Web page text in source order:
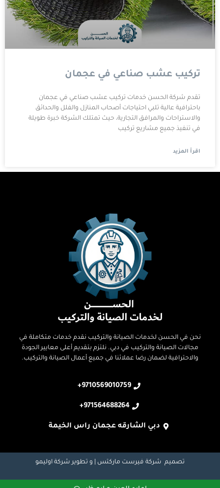
تركيب عشب صناعي في عجمان
تقدم شركة الحسن خدمات تركيب عشب صناعي في عجمان
باحترافية عالية تلبي احتياجات أصحاب المنازل والفلل والحدائق
والاستراحات والمرافق التجارية، حيث تمتلك الشركة خبرة طويلة
في تنفيذ جميع مشاريع تركيب
اقرأ المزيد
نحن في الحسن لخدمات الصيانة والتركيب نقدم خدمات متكاملة في
مجالات الصيانة والتركيب في دبي. نلتزم بتقديم أعلى معايير الجودة
والاحترافية لضمان رضا عملائنا في جميع أعمال الصيانة والتركيب.
9710569010759+
971564688264+
دبي الشارقه عجمان راس الخيمة
تصميم شركة فيرست ماركتس | و تطوير شركة اوليمو